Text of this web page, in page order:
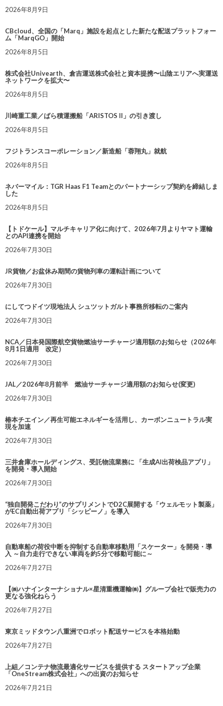
2026年8月9日
CBcloud、全国の「Marq」施設を起点とした新たな配送プラットフォー
ム「MarqGO」開始
2026年8月5日
株式会社Univearth、倉吉運送株式会社と資本提携〜山陰エリアへ実運送
ネットワークを拡大〜
2026年8月5日
川崎重工業／ばら積運搬船「ARISTOS II」の引き渡し
2026年8月5日
フジトランスコーポレーション／新造船「蓉翔丸」就航
2026年8月5日
ネバーマイル：TGR Haas F1 Teamとのパートナーシップ契約を締結しま
した
2026年8月5日
【トドケール】マルチキャリア化に向けて、2026年7月よりヤマト運輸
とのAPI連携を開始
2026年7月30日
JR貨物／お盆休み期間の貨物列車の運転計画について
2026年7月30日
にしてつドイツ現地法人 シュツットガルト事務所移転のご案内
2026年7月30日
NCA／日本発国際航空貨物燃油サーチャージ適用額のお知らせ（2026年
8月1日適用 改定）
2026年7月30日
JAL／2026年8月前半 燃油サーチャージ適用額のお知らせ(変更)
2026年7月30日
椿本チエイン／再生可能エネルギーを活用し、カーボンニュートラル実
現を加速
2026年7月30日
三井倉庫ホールディングス、受託物流業務に 「生成AI出荷検品アプリ」
を開発・導入開始
2026年7月30日
“独自開発こだわり”のサプリメントでD2C展開する「ウェルモット製薬」
がEC自動出荷アプリ「シッピーノ」を導入
2026年7月30日
自動車船の荷役中断を抑制する自動車移動用「スケーター」を開発・導
入 ～自力走行できない車両を約5分で移動可能に～
2026年7月27日
【㈱ハナインターナショナル×星清重機運輸㈱】グループ会社で販売力の
更なる強化ねらう
2026年7月27日
東京ミッドタウン八重洲でロボット配送サービスを本格始動
2026年7月27日
上組／コンテナ物流最適化サービスを提供する スタートアップ企業
「OneStream株式会社」への出資のお知らせ
2026年7月21日